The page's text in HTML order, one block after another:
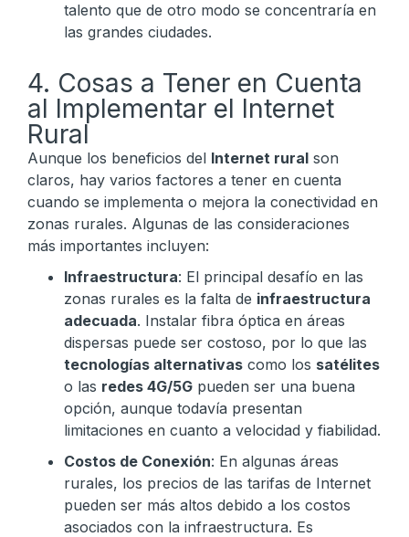
talento que de otro modo se concentraría en
las grandes ciudades.
4. Cosas a Tener en Cuenta
al Implementar el Internet
Rural
Aunque los beneficios del Internet rural son
claros, hay varios factores a tener en cuenta
cuando se implementa o mejora la conectividad en
zonas rurales. Algunas de las consideraciones
más importantes incluyen:
Infraestructura: El principal desafío en las
zonas rurales es la falta de infraestructura
adecuada. Instalar fibra óptica en áreas
dispersas puede ser costoso, por lo que las
tecnologías alternativas como los satélites
o las redes 4G/5G pueden ser una buena
opción, aunque todavía presentan
limitaciones en cuanto a velocidad y fiabilidad.
Costos de Conexión: En algunas áreas
rurales, los precios de las tarifas de Internet
pueden ser más altos debido a los costos
asociados con la infraestructura. Es